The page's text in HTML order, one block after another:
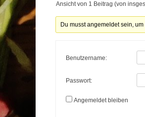
Ansicht von 1 Beitrag (von
Du musst angemeldet sein,
Benutzername:
Passwort:
Angemeldet bleiben